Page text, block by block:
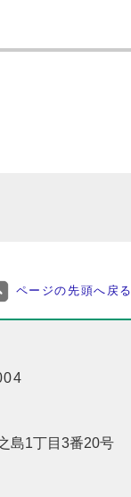
ページの先頭へ戻る
島1丁目3番20号